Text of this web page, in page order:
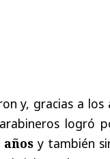
y, gracias a
logró
añosy también